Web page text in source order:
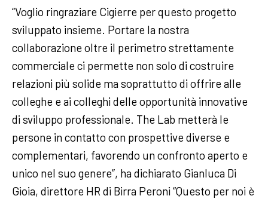
“Voglio ringraziare Cigierre per questo progetto
sviluppato insieme. Portare la nostra
collaborazione oltre il perimetro strettamente
commerciale ci permette non solo di costruire
relazioni più solide ma soprattutto di offrire alle
colleghe e ai colleghi delle opportunità innovative
di sviluppo professionale. The Lab metterà le
persone in contatto con prospettive diverse e
complementari, favorendo un confronto aperto e
unico nel suo genere”, ha dichiarato Gianluca Di
Gioia, direttore HR di Birra Peroni “Questo per noi è